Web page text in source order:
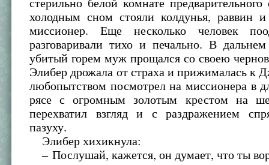
холодным сном стояли колдунья, раввин и
миссионер. Еще несколько человек
разговаривали тихо и печально. В
убитый горем муж прощался со своею
Элибер дрожала от страха и прижималась к
любопытством посмотрел на миссионера в
рясе с огромным золотым крестом на
перехватил взгляд и с раздражением
пазуху.
Элибер хихикнула:
– Послушай, кажется, он думает, что ты